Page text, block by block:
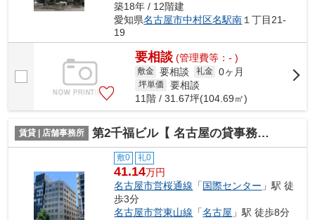
築18年 / 12階建
愛知県名古屋市中村区名駅南１丁目21-
19
要相談 (管理費等：- )
敷金 要相談 礼金 0ヶ月
坪単価
要相談
11階 / 31.67坪(104.69㎡)
賃貸 | 店舗事務所 第2千福ビル【 名古屋の貸事務所・貸オフィス 】
敷0 礼0
41.14万円
名古屋市営桜通線 「国際センター 」駅 徒
歩3分
名古屋市営東山線 「名古屋 」駅 徒歩8分